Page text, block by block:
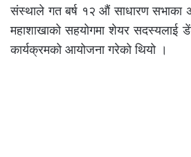
संस्थाले गत बर्ष १२ औं साधारण सभाका
महाशाखाको सहयोगमा शेयर सदस्यलाई
कार्यक्रमको आयोजना गरेको थियो ।